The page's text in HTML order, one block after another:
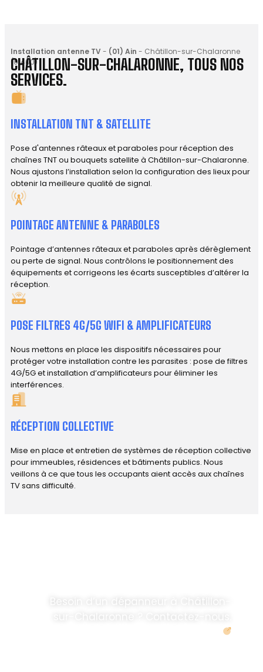
Installation antenne TV- (01) Ain - Châtillon-sur-Chalaronne
(01400)
CHÂTILLON-SUR-CHALARONNE, TOUS NOS
SERVICES.
INSTALLATION TNT & SATELLITE
Pose d'antennes râteaux et paraboles pour réception des
chaînes TNT ou bouquets satellite à Châtillon-sur-Chalaronne.
Nous ajustons l’installation selon la configuration des lieux pour
obtenir la meilleure qualité de signal.
POINTAGE ANTENNE & PARABOLES
Pointage d’antennes râteaux et paraboles après dérèglement
ou perte de signal. Nous contrôlons le positionnement des
équipements et corrigeons les écarts susceptibles d’altérer la
réception.
POSE FILTRES 4G/5G WIFI & AMPLIFICATEURS
Nous mettons en place les dispositifs nécessaires pour
protéger votre installation contre les parasites : pose de filtres
4G/5G et installation d’amplificateurs pour éliminer les
interférences.
RÉCEPTION COLLECTIVE
Mise en place et entretien de systèmes de réception collective
pour immeubles, résidences et bâtiments publics. Nous
veillons à ce que tous les occupants aient accès aux chaînes
TV sans difficulté.
Besoin d’un dépanneur à Châtillon-